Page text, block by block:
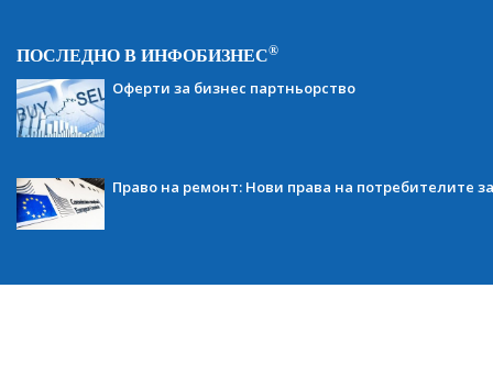
ПОСЛЕДНО В ИНФОБИЗНЕС®
Оферти за бизнес партньорство
Право на ремонт: Нови права на потребителите